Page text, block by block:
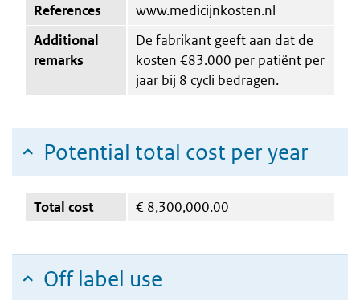
References
www.medicijnkosten.nl
Additional
remarks
De fabrikant geeft aan dat de
kosten €83.000 per patiënt per
jaar bij 8 cycli bedragen.
Potential total cost per year
Total cost € 8,300,000.00
Off label use